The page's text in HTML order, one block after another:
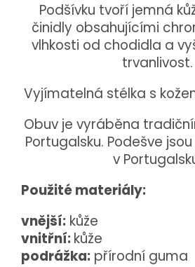
Podšívku tvoří jemná
činidly obsahujícími
vlhkosti od chodidla a
trvanlivost.
Vyjímatelná stélka s
Obuv je vyráběna
Portugalsku. Podešve
v
Použité materiály:
vnější: kůže
vnitřní:kůže
podrážka: přírodní guma